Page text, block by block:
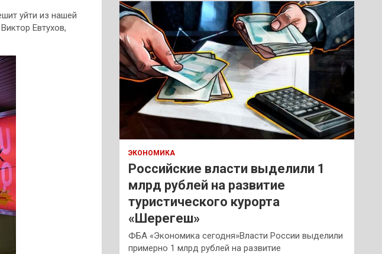
уйти из нашей
Евтухов,
к
ЭКОНОМИКА
Российские власти выделили 1
млрд рублей на развитие
туристического курорта
«Шерегеш»
ФБА «Экономика сегодня»Власти России выделили
примерно 1 млрд рублей на развитие